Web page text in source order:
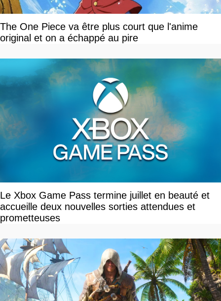
The One Piece va être plus court que l'anime
original et on a échappé au pire
Le Xbox Game Pass termine juillet en beauté et
accueille deux nouvelles sorties attendues et
prometteuses